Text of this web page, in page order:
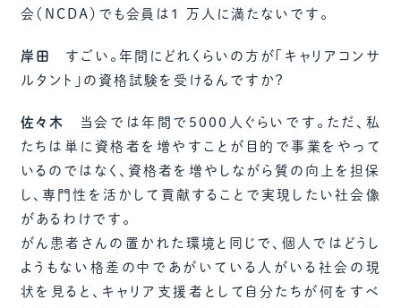
会（NCDA）でも会員は1 万人に満たないです。
岸田
すごい。年間にどれくらいの方が「キャリアコンサ
ルタント」の資格試験を受けるんですか？
佐々木
当会では年間で5000人ぐらいです。ただ、私
たちは単に資格者を増やすことが目的で事業をやって
いるのではなく、資格者を増やしながら質の向上を担保
し、専門性を活かして貢献することで実現したい社会像
があるわけです。
がん患者さんの置かれた環境と同じで、個人ではどうし
ようもない格差の中であがいている人がいる社会の現
状を見ると、キャリア支援者として自分たちが何をすべ